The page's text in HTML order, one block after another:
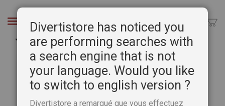
Chercher
Jean Dufy - Le cirque en majesté
Passer
Divertistore has noticed you
are performing searches with
a search engine that is not
your language. Would you like
to switch to english version ?
Divertistore a remarqué que vous effectuez